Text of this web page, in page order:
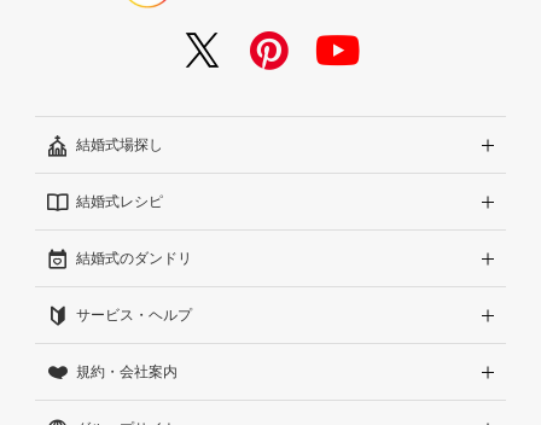
結婚式場探し
エリアから探す
こだわりから探す
雰囲気から探す
見積りから探す
結婚式レシピ
結婚式準備レポート『ハナレポ』
結婚式当日の動画『ムビレポ』
結婚式のダンドリ
結婚準備ガイド
Wedding Park Magazine
サービス・ヘルプ
サイトコンセプト
規約・会社案内